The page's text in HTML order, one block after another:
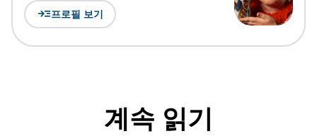
read_more프로필 보기
계속 읽기